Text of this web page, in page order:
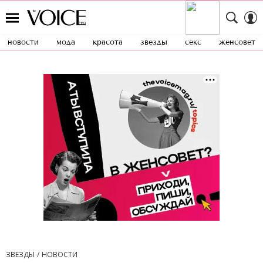
новости мода красота звезды секс женсовет
ЗВЕЗДЫ
НОВОСТИ